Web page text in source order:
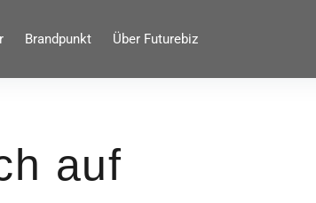
Brandpunkt Über Futurebiz
auf